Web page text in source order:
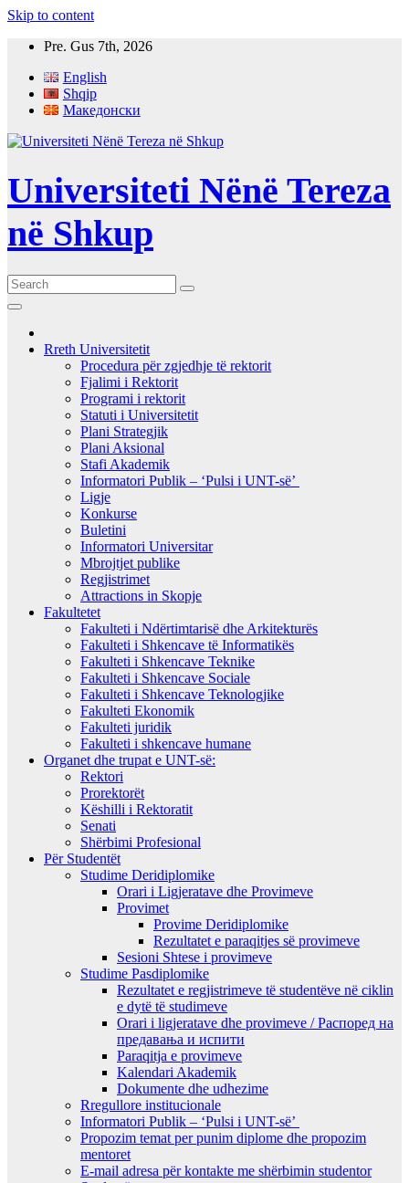
Skip to content
Pre. Gus 7th, 2026
English
Shqip
Македонски
Universiteti Nënë Tereza
në Shkup
Rreth Universitetit
Procedura për zgjedhje të rektorit
Fjalimi i Rektorit
Programi i rektorit
Statuti i Universitetit
Plani Strategjik
Plani Aksional
Stafi Akademik
Informatori Publik – ‘Pulsi i UNT-së’
Ligje
Konkurse
Buletini
Informatori Universitar
Mbrojtjet publike
Regjistrimet
Attractions in Skopje
Fakultetet
Fakulteti i Ndërtimtarisë dhe Arkitekturës
Fakulteti i Shkencave të Informatikës
Fakulteti i Shkencave Teknike
Fakulteti i Shkencave Sociale
Fakulteti i Shkencave Teknologjike
Fakulteti Ekonomik
Fakulteti juridik
Fakulteti i shkencave humane
Organet dhe trupat e UNT-së:
Rektori
Prorektorët
Këshilli i Rektoratit
Senati
Shërbimi Profesional
Për Studentët
Studime Deridiplomike
Orari i Ligjeratave dhe Provimeve
Provimet
Provime Deridiplomike
Rezultatet e paraqitjes së provimeve
Sesioni Shtese i provimeve
Studime Pasdiplomike
Rezultatet e regjistrimeve të studentëve në ciklin
e dytë të studimeve
Orari i ligjeratave dhe provimeve / Распоред на
предавањa и испити
Paraqitja e provimeve
Kalendari Akademik
Dokumente dhe udhezime
Rregullore institucionale
Informatori Publik – ‘Pulsi i UNT-së’
Propozim temat per punim diplome dhe propozim
mentoret
E-mail adresa për kontakte me shërbimin studentor